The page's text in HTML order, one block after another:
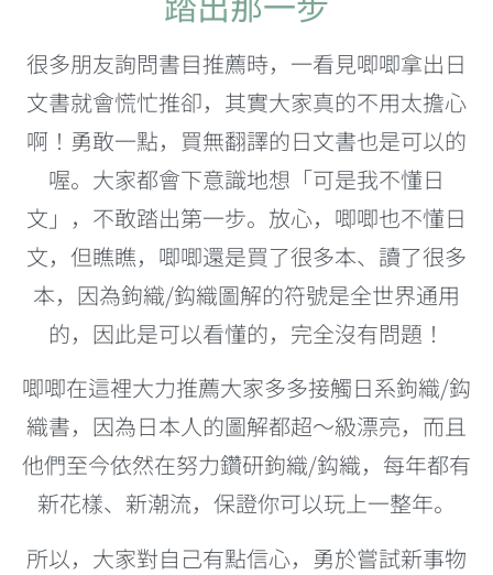
很多朋友詢問書目推薦時，一看見唧唧拿出日
文書就會慌忙推卻，其實大家真的不用太擔心
啊！勇敢一點，買無翻譯的日文書也是可以的
喔。大家都會下意識地想「可是我不懂日
文」，不敢踏出第一步。放心，唧唧也不懂日
文，但瞧瞧，唧唧還是買了很多本、讀了很多
本，因為鉤織/鈎織圖解的符號是全世界通用
的，因此是可以看懂的，完全沒有問題！
唧唧在這裡大力推薦大家多多接觸日系鉤織/鈎
織書，因為日本人的圖解都超～級漂亮，而且
他們至今依然在努力鑽研鉤織/鈎織，每年都有
新花樣、新潮流，保證你可以玩上一整年。
所以，大家對自己有點信心，勇於嘗試新事物